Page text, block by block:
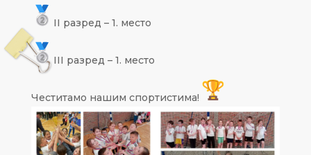
II разред – 1. место
III разред – 1. место
Честитамо нашим спортистима!